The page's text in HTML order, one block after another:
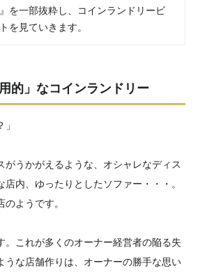
を一部抜粋し、コインランドリービ
を見ていきます。
的」なコインランドリー
がうかがえるような、オシャレなディス
内、ゆったりとしたソファー・・・。
ようです。
。これが多くのオーナー経営者の陥る失
うな店舗作りは、オーナーの勝手な思い